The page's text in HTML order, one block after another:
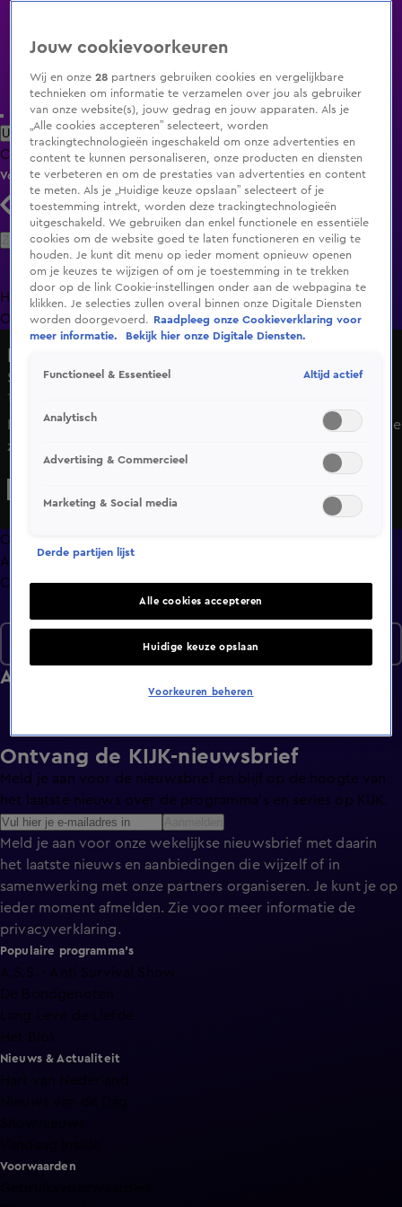
Uitzending Gemist Populaire programma's Zenders Genres
ClipsFilmsRadioSmart TV inlogShop
Volg KIJK
Zoeken
HomeUitzending Gemist Programma's De Bondgenoten
OranjezomerLivestreamsShop
Seizoen 1, aflevering 29
1 aug 2024, 16:00
In deze aflevering laat bas zijn beste kabouter plop-imitatie
zien en hebben de vrienden het over vreemde
marktplaatsafspraken. Ook zijn ze op zoek naar nieuwe
Overzicht
Afleveringen
Clips
Afleveringen
Ontvang de KIJK-nieuwsbrief
Meld je aan voor de nieuwsbrief en blijf op de hoogte van
het laatste nieuws over de programma’s en series op KIJK.
Meld je aan voor onze wekelijkse nieuwsbrief met daarin
het laatste nieuws en aanbiedingen die wijzelf of in
samenwerking met onze partners organiseren. Je kunt je op
ieder moment afmelden. Zie voor meer informatie de
privacyverklaring.
Populaire programma's
A.S.S. - Anti Survival Show
De Bondgenoten
Lang Leve de Liefde
Het Blok
Nieuws & Actualiteit
Voorwaarden
Jouw cookievoorkeuren
Wij en onze28 partners gebruiken cookies en vergelijkbare
technieken om informatie te verzamelen over jou als gebruiker
van onze website(s), jouw gedrag en jouw apparaten. Als je
„Alle cookies accepteren” selecteert, worden
trackingtechnologieën ingeschakeld om onze advertenties en
content te kunnen personaliseren, onze producten en diensten
te verbeteren en om de prestaties van advertenties en content
te meten. Als je „Huidige keuze opslaan” selecteert of je
toestemming intrekt, worden deze trackingtechnologieën
uitgeschakeld. We gebruiken dan enkel functionele en essentiële
cookies om de website goed te laten functioneren en veilig te
houden. Je kunt dit menu op ieder moment opnieuw openen
om je keuzes te wijzigen of om je toestemming in te trekken
door op de link Cookie-instellingen onder aan de webpagina te
klikken. Je selecties zullen overal binnen onze Digitale Diensten
worden doorgevoerd.
Raadpleeg onze Cookieverklaring voor
meer informatie.
Bekijk hier onze Digitale Diensten.
Functioneel & Essentieel Altijd actief
Analytisch
Advertising & Commercieel
Marketing & Social media
Derde partijen lijst
Alle cookies accepteren
Huidige keuze opslaan
Voorkeuren beheren